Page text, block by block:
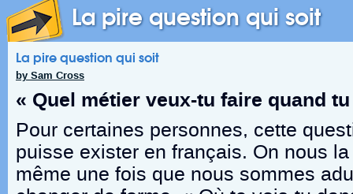
La pire question qui soit
La pire question qui soit
by Sam Cross
« Quel métier veux-tu faire quand
Pour certaines personnes, cette
puisse exister en français. On nous
même une fois que nous sommes